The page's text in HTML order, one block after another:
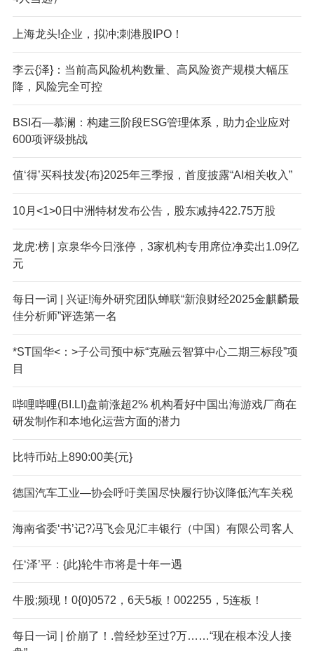
上海龙头!企业，拟冲;刺港股IPO！
李云{泽}：当前高风险机构数量、高风险资产规模大幅压
降，风险完全可控
BSI石—慕澜：构建三阶段ESG管理体系，助力企业应对
600项评级挑战
值‘得’买科技发{布}2025年三季报，首度披露“AI相关收入”
10月<1>0日中洲特材发布公告，股东减持422.75万股
龙虎:榜 | 京泉华今日涨停，3家机构专用席位净卖出1.09亿
元
每日一词 | 兴证!海外研究团队蝉联“新浪财经2025金麒麟最
佳分析师”评选第一名
*ST国华<：>子公司预中标“克融云智算中心二期三标段”项
目
哔哩哔哩(BI.LI)盘前涨超2% 机构看好中国出海游戏厂商在
研发制作和本地化运营方面的潜力
比特币站上890:00美{元}
德国汽车工业—协会呼吁美国尽快履行协议降低汽车关税
海南省委‘书’记?冯飞会见汇丰银行（中国）有限公司客人
任‘泽’平：{此}轮牛市将是十年一遇
牛股;频现！0{0}0572，6天5板！002255，5连板！
每日一词 | 价崩了！.曾经炒至过?万……“现在根本没人接